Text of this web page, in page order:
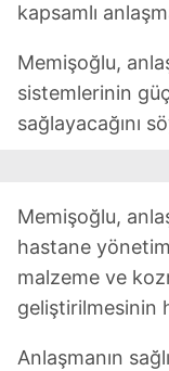
kapsamlı
Memişoğlu,
sistemlerinin
sağlayacağını
Memişoğlu,
hastane
malzeme ve
geliştirilmesinin
Anlaşmanın